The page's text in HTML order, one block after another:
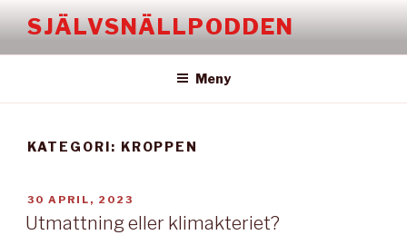
innehåll
SJÄLVSNÄLLPODDEN
Meny
KATEGORI: KROPPEN
PUBLICERAT
30 APRIL, 2023
Utmattning eller klimakteriet?